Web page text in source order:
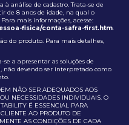
à análise de cadastro. Trata-se de
de 8 anos de idade, na qual o
mais informações, acesse:
fisica/conta-safra-first.htm.
do produto. Para mais detalhes,
a apresentar as soluções de
não devendo ser interpretado como
NÃO SER ADEQUADOS AOS
NECESSIDADES INDIVIDUAIS. O
É ESSENCIAL PARA
AO PRODUTO DE
AS CONDIÇÕES DE CADA